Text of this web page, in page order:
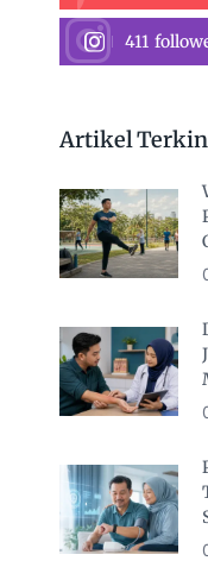
411
Artikel